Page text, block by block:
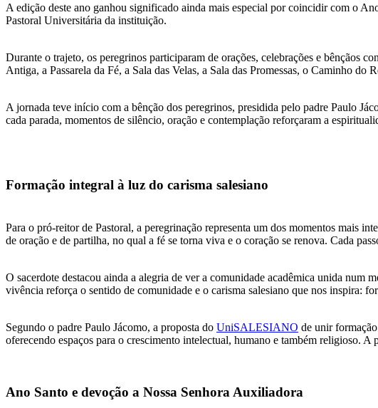
A edição deste ano ganhou significado ainda mais especial por coincidir com o
Pastoral Universitária da instituição.
Durante o trajeto, os peregrinos participaram de orações, celebrações e bênçãos
Antiga, a Passarela da Fé, a Sala das Velas, a Sala das Promessas, o Caminho
A jornada teve início com a bênção dos peregrinos, presidida pelo padre Paulo
cada parada, momentos de silêncio, oração e contemplação reforçaram a
Formação integral à luz do carisma salesiano
Para o pró-reitor de Pastoral, a peregrinação representa um dos momentos mais
de oração e de partilha, no qual a fé se torna viva e o coração se renova. Cada
O sacerdote destacou ainda a alegria de ver a comunidade acadêmica unida num
vivência reforça o sentido de comunidade e o carisma salesiano que nos inspira:
Segundo o padre Paulo Jácomo, a proposta do UniSALESIANO de unir
oferecendo espaços para o crescimento intelectual, humano e também religioso.
Ano Santo e devoção a Nossa Senhora Auxiliadora